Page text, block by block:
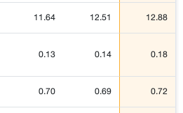
11.64 12.51 12.88
0.13 0.14 0.18
0.70 0.69 0.72